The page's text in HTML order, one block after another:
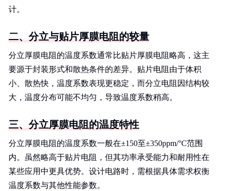
计。
二、分立与贴片厚膜电阻的较量
分立厚膜电阻的温度系数通常比贴片厚膜电阻略高，这主
要源于封装形式和散热条件的差异。贴片电阻由于体积
小、散热快，温度系数表现更稳定，而分立电阻因结构较
大，温度分布可能不均匀，导致温度系数稍高。
三、分立厚膜电阻的温度特性
分立厚膜电阻的温度系数一般在±150至±350ppm/°C范围
内。虽然略高于贴片电阻，但其功率承受能力和耐用性在
某些应用中更具优势。设计电路时，需根据具体需求权衡
温度系数与其他性能参数。